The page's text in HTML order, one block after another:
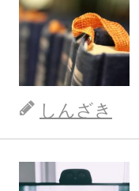
しんざき